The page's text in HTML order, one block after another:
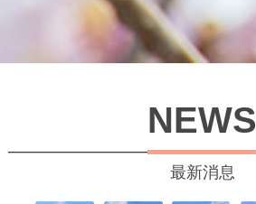
NEWS
最新消息